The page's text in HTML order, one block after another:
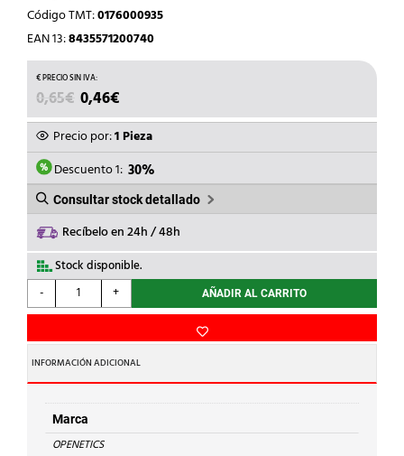
Código TMT:0176000935
EAN 13:8435571200740
0,65€ EL
PRECIO
ORIGINAL
ERA:
0,65€.
0,46€
PRECIO
ACTUAL
ES:
0,46€.
Precio por:1 Pieza
Descuento 1: 30%
Consultar stock detallado
Recíbelo en 24h / 48h
Stock disponible.
-
OPENETICS
-
RJ45
CAT.6A
UTP
MACHO
PASANTE
cantidad
+ AÑADIR AL CARRITO
INFORMACIÓN ADICIONAL
Marca
OPENETICS